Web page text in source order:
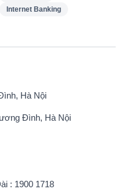
Internet Banking
Hà Nội
Đình, Hà Nội
: 1900 1718